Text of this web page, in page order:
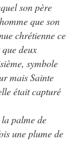
son père
que son
chrétienne ce
deux
symbole
mais Sainte
était capturé
palme de
une plume de